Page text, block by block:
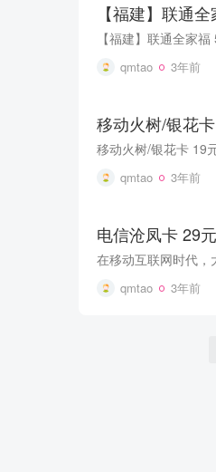
【福建】联通
qmtao 3年前
移动火树/银花
qmtao 3年前
电信沧凤卡 29
qmtao 3年前